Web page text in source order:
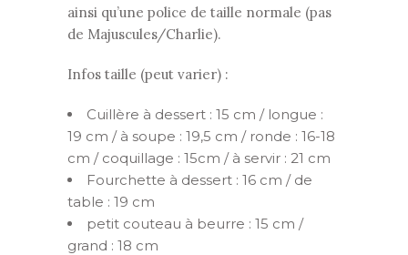
ainsi qu’une police de taille normale (pas
de Majuscules/Charlie).
Infos taille (peut varier) :
Cuillère à dessert : 15 cm / longue :
19 cm / à soupe : 19,5 cm / ronde : 16-18
cm / coquillage : 15cm / à servir : 21 cm
Fourchette à dessert : 16 cm / de
table : 19 cm
petit couteau à beurre : 15 cm /
grand : 18 cm